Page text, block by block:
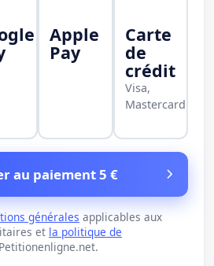
Apple
Pay
Carte
de
crédit
Visa,
Mastercard
au paiement 5 €
générales applicables aux
et la politique de